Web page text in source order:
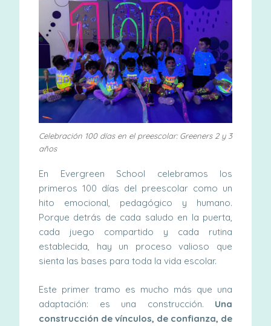
Celebración 100 días en el preescolar: Greeners 2 y 3
años
En Evergreen School celebramos los
primeros 100 días del preescolar como un
hito emocional, pedagógico y humano.
Porque detrás de cada saludo en la puerta,
cada juego compartido y cada rutina
establecida, hay un proceso valioso que
sienta las bases para toda la vida escolar.
Este primer tramo es mucho más que una
adaptación: es una construcción. Una
construcción de vínculos, de confianza, de